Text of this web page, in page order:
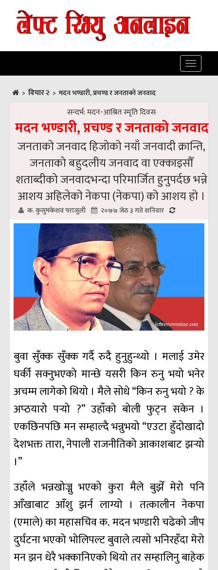
Toggle
> विचार २ > मदन भण्डारी, प्रचण्ड र जनताको जनवाद
सन्दर्भ: मदन-आश्रित स्मृति दिवस
मदन भण्डारी, प्रचण्ड र जनताको जनवाद
जनताको जनवाद हिजोको नयाँ जनवादी क्रान्ति,
जनताको बहुदलीय जनवाद वा एक्काइसौँ
शताब्दीको जनवादभन्दा परिमार्जित हुनुपर्दछ भन्ने
आशय अहिलेको नेकपा (नेकपा) को आशय हो ।
क. कुसुमकेशव पराजुली २०७७ जेठ ३ गते शनिवार
बुवा सुँक्क सुँक्क गर्दै रुदै हुनुहुन्थ्यो । मलाई उमेर
घर्की सक्नुभएको मान्छे यसरी किन रुनु भयो भनेर
अचम्म लागेको थियो । मैले सोधे “किन रुनु भयो ? के
अप्ठयारो पर्‍यो ?” उहाँको बोली फुट्न सकेन ।
एकछिनपछि मन सम्हाल्दै भन्नुभयो “एउटा हुँदोखादो
देशभक्त तारा, नेपाली राजनीतिको आकाशबाट झर्‍यो
।”
उहाँले भन्नखोज्नु भएको कुरा मैले बुझेँ मेरो पनि
आँखाबाट आँशु झर्न लाग्यो । तत्कालीन नेकपा
(एमाले) का महासचिव क. मदन भण्डारी चढेको जीप
दुर्घटना भएको भोलिपल्ट बुवाले त्यसो भनिरहँदा मेरो
मन झन धेरै भक्कानिएको थियो तर सम्हालिनु बाहेक